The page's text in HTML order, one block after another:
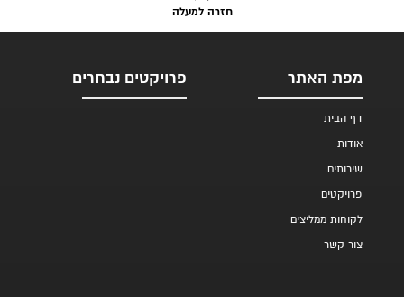
חזרה למעלה
מפת האתר
דף הבית
אודות
שירותים
פרויקטים
לקוחות ממליצים
צור קשר
פרויקטים נבחרים